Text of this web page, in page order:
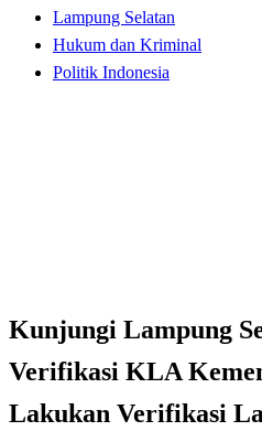
Lampung Selatan
Hukum dan Kriminal
Politik Indonesia
Kunjungi Lampung
Verifikasi KLA
Lakukan Verifikasi